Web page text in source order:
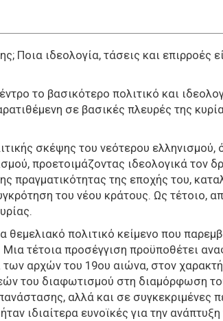
Ποια ιδεολογία, τάσεις και επιρροές
το βασικότερο πολιτικό και
σε βασικές πλευρές της
σκέψης του νεότερου
προετοιμάζοντας ιδεολογικά τον
πραγματικότητας της εποχής του,
του νέου κράτους. Ως τέτοιο,
πολιτικό κείμενο που
τέτοια προσέγγιση προϋποθέτει
αρχών του 19ου αιώνα, στον
του διαφωτισμού στη διαμόρφωση
αλλά και σε συγκεκριμένες
ιδιαίτερα ευνοϊκές για την